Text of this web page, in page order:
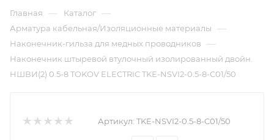
Главная — Каталог —
Арматура кабельная/Изоляционные материалы —
Наконечник-гильза для медных проводников —
Наконечник штыревой втулочный изолированный двойн.
НШВИ(2) 0.5-8 TOKOV ELECTRIC TKE-NSVI2-0.5-8-C01/50
Артикул: TKE-NSVI2-0.5-8-C01/50